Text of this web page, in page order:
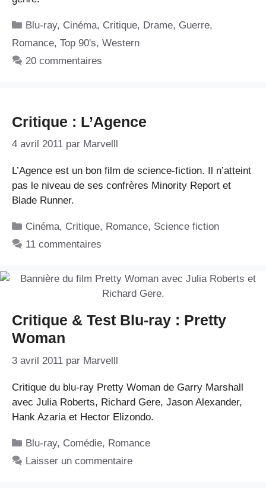
Catégories
Blu-ray, Cinéma, Critique, Drame, Guerre,
Romance, Top 90's, Western
20 commentaires
Critique : L’Agence
4 avril 2011 par Marvelll
L’Agence est un bon film de science-fiction. Il n’atteint
pas le niveau de ses confrères Minority Report et
Blade Runner.
Catégories
Cinéma, Critique, Romance, Science fiction
11 commentaires
Critique & Test Blu-ray : Pretty
Woman
3 avril 2011 par Marvelll
Critique du blu-ray Pretty Woman de Garry Marshall
avec Julia Roberts, Richard Gere, Jason Alexander,
Hank Azaria et Hector Elizondo.
Catégories
Blu-ray, Comédie, Romance
Laisser un commentaire